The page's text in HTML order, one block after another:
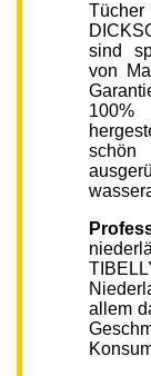
Tücher
sind
von
100%
allem